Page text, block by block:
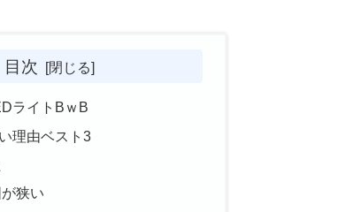
目次
ライトBｗB
理由ベスト3
狭い